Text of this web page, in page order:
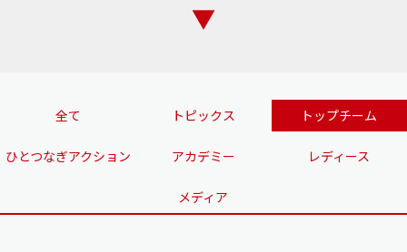
全て トピックス トップチーム
ひとつなぎアクション アカデミー レディース
メディア